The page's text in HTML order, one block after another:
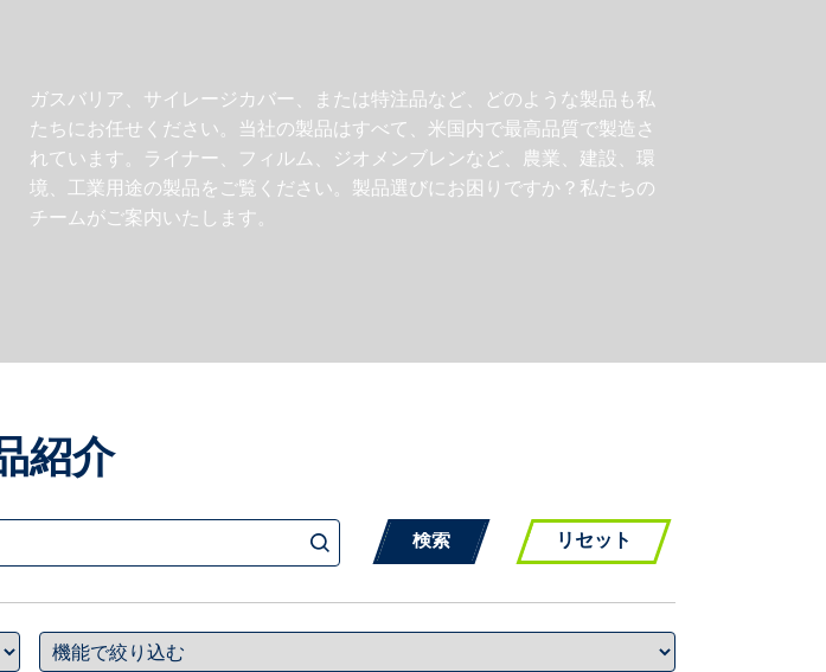
ガスバリア、サイレージカバー、または特注品など、どのような製品も私
たちにお任せください。当社の製品はすべて、米国内で最高品質で製造さ
れています。ライナー、フィルム、ジオメンブレンなど、農業、建設、環
境、工業用途の製品をご覧ください。製品選びにお困りですか？私たちの
チームがご案内いたします。
紹介
リセット